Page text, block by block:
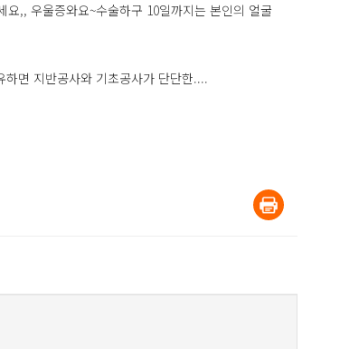
,, 우울증와요~수술하구 10일까지는 본인의 얼굴
면 지반공사와 기초공사가 단단한....